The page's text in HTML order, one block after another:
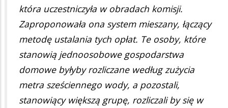
która uczestniczyła w obradach komisji.
Zaproponowała ona system mieszany, łączący
metodę ustalania tych opłat. Te osoby, które
stanowią jednoosobowe gospodarstwa
domowe byłyby rozliczane według zużycia
metra sześciennego wody, a pozostali,
stanowiący większą grupę, rozliczali by się w